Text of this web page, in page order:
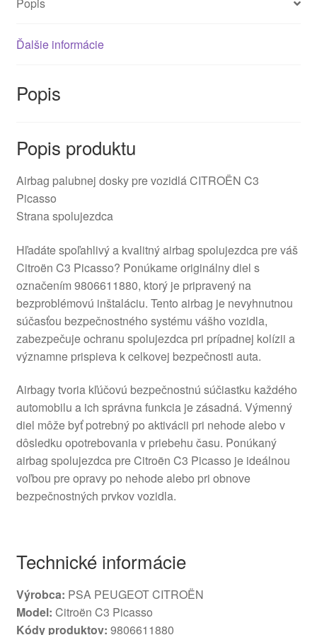
Popis
Ďalšie informácie
Popis
Popis produktu
Airbag palubnej dosky pre vozidlá CITROËN C3
Picasso
Strana spolujezdca
Hľadáte spoľahlivý a kvalitný airbag spolujezdca pre váš
Citroën C3 Picasso? Ponúkame originálny diel s
označením 9806611880, ktorý je pripravený na
bezproblémovú inštaláciu. Tento airbag je nevyhnutnou
súčasťou bezpečnostného systému vášho vozidla,
zabezpečuje ochranu spolujezdca pri prípadnej kolízii a
významne prispieva k celkovej bezpečnosti auta.
Airbagy tvoria kľúčovú bezpečnostnú súčiastku každého
automobilu a ich správna funkcia je zásadná. Výmenný
diel môže byť potrebný po aktivácii pri nehode alebo v
dôsledku opotrebovania v priebehu času. Ponúkaný
airbag spolujezdca pre Citroën C3 Picasso je ideálnou
voľbou pre opravy po nehode alebo pri obnove
bezpečnostných prvkov vozidla.
Technické informácie
Výrobca: PSA PEUGEOT CITROËN
Model: Citroën C3 Picasso
Kódy produktov: 9806611880